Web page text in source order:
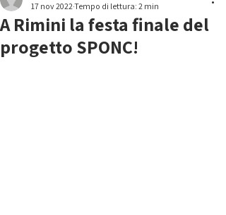
A Rimini la festa finale del
progetto SPONC!
17 nov 2022Tempo di lettura: 2 min